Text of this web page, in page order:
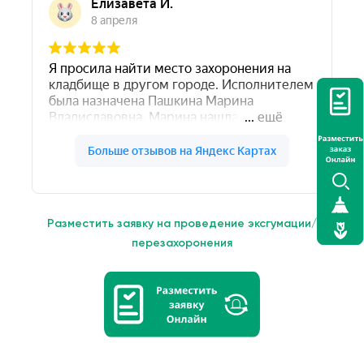
Разместить заявку на проведение эксгумации/
перезахоронения